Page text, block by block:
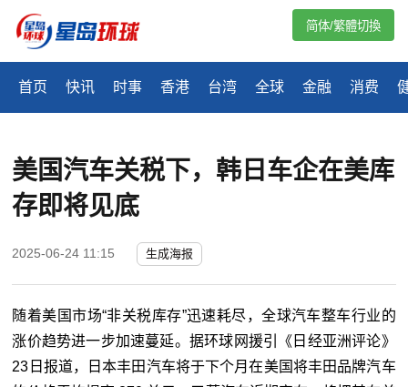
首页 快讯 时事 香港 台湾 全球 金融 消费
简体/繁體切換
美国汽车关税下，韩日车企在美库
存即将见底
2025-06-24 11:15 生成海报
随着美国市场“非关税库存”迅速耗尽，全球汽车整车行业的
涨价趋势进一步加速蔓延。据环球网援引《日经亚洲评论》
23日报道，日本丰田汽车将于下个月在美国将丰田品牌汽车